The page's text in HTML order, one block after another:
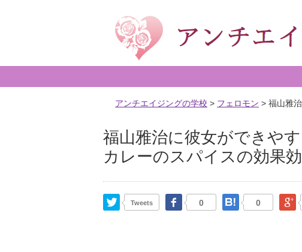
アンチエイジングの学校 > フェロモン > 福山雅
福山雅治に彼女ができや
カレーのスパイスの効果
Tweets
Twitter 0
Facebook 0
はてなブック